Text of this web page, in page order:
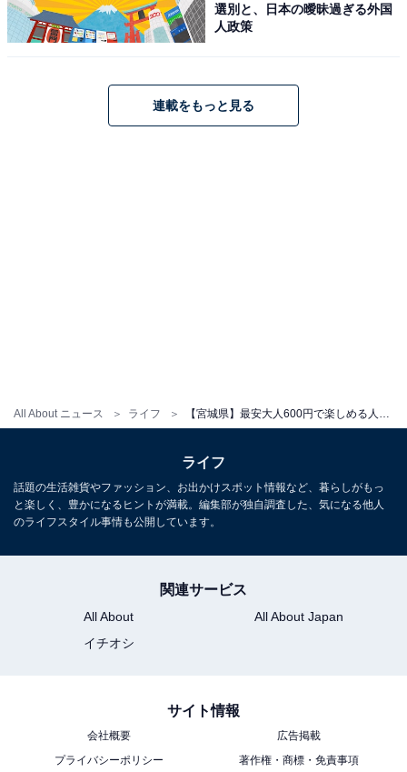
All About ニュース ライフ
対応で家族連れにも安心。食事処「食堂木らら」や無料
の足湯も楽しめます。平日650円で利用できます。
9:00〜21:00（最終受付 20:30）
宿泊：不可（日帰り温泉施設のため。）
あわせて読みたい
含鉄塩化物泉と源泉水風呂が自慢の施設
選別と、日本の曖昧過ぎる外国
人政策
連載をもっと見る
ライフ
話題の生活雑貨やファッション、お出かけスポット情報など、暮らしがもっ
と楽しく、豊かになるヒントが満載。編集部が独自調査した、気になる他人
のライフスタイル事情も公開しています。
関連サービス
All About
All About Japan
イチオシ
サイト情報
会社概要
広告掲載
プライバシーポリシー
著作権・商標・免責事項